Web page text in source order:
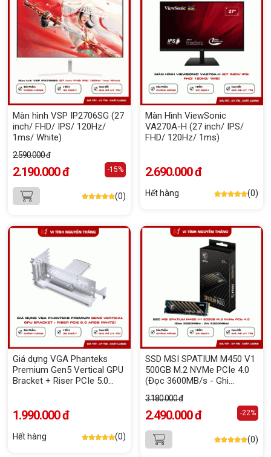
Màn hình VSP IP2706SG (27
inch/ FHD/ IPS/ 120Hz/
1ms/ White)
2.590.000 đ
2.190.000 đ -15%
(0)
Màn Hình ViewSonic
VA270A-H (27 inch/ IPS/
FHD/ 120Hz/ 1ms)
2.690.000 đ
Hết hàng (0)
Giá dựng VGA Phanteks
Premium Gen5 Vertical GPU
Bracket + Riser PCIe 5.0
1.990.000 đ
Hết hàng (0)
SSD MSI SPATIUM M450 V1
500GB M.2 NVMe PCIe 4.0
(Đọc 3600MB/s - Ghi
3.180.000 đ
2.490.000 đ -22%
(0)